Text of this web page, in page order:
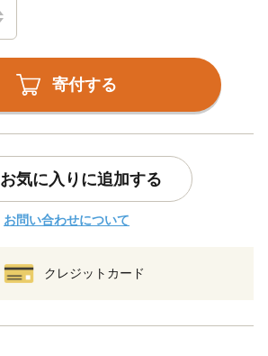
寄付する
お気に入りに追加する
お問い合わせについて
クレジットカード